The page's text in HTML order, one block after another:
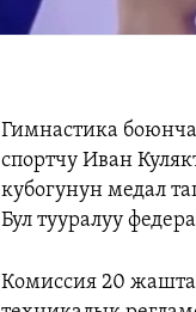
Гимнастика
спортчу Иван
кубогунун медал
Бул тууралуу
Комиссия 20